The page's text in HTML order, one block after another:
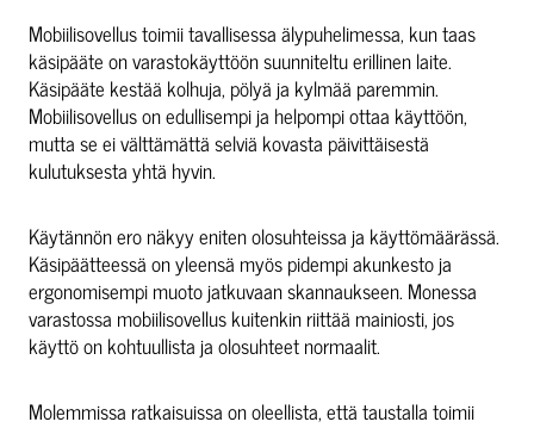
Mobiilisovellus toimii tavallisessa älypuhelimessa, kun taas
käsipääte on varastokäyttöön suunniteltu erillinen laite.
Käsipääte kestää kolhuja, pölyä ja kylmää paremmin.
Mobiilisovellus on edullisempi ja helpompi ottaa käyttöön,
mutta se ei välttämättä selviä kovasta päivittäisestä
kulutuksesta yhtä hyvin.
Käytännön ero näkyy eniten olosuhteissa ja käyttömäärässä.
Käsipäätteessä on yleensä myös pidempi akunkesto ja
ergonomisempi muoto jatkuvaan skannaukseen. Monessa
varastossa mobiilisovellus kuitenkin riittää mainiosti, jos
käyttö on kohtuullista ja olosuhteet normaalit.
Molemmissa ratkaisuissa on oleellista, että taustalla toimii